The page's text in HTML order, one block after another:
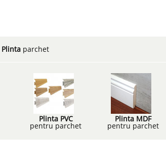
Plintaparchet
Plinta PVC
pentru parchet
Plinta MDF
pentru parchet